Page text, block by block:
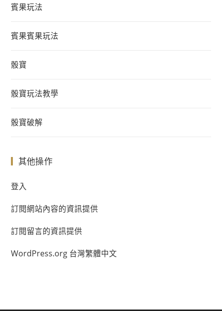
賓果玩法
賓果賓果玩法
骰寶
骰寶玩法教學
骰寶破解
其他操作
登入
訂閱網站內容的資訊提供
訂閱留言的資訊提供
WordPress.org 台灣繁體中文